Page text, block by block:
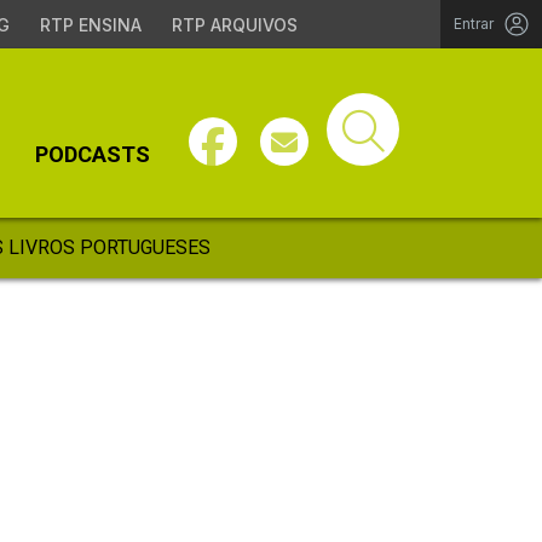
RTP ENSINA RTP ARQUIVOS Entrar
PODCASTS
LIVROS PORTUGUESES